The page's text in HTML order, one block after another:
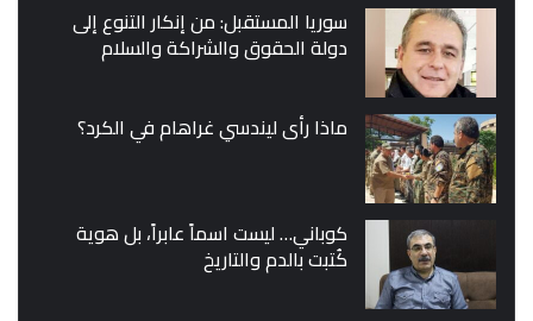
سوريا المستقبل: من إنكار التنوع إلى
دولة الحقوق والشراكة والسلام
ماذا رأى ليندسي غراهام في الكرد؟
كوباني… ليست اسماً عابراً، بل هوية
كُتبت بالدم والتاريخ